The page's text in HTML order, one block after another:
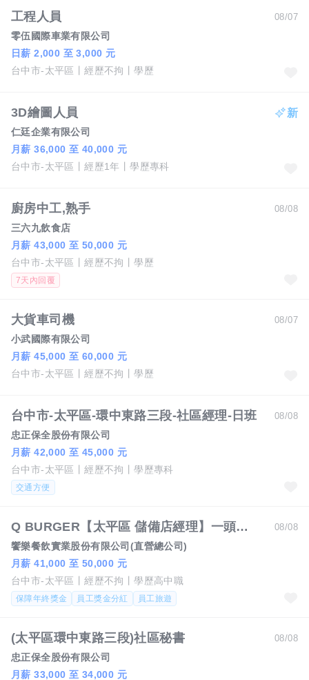
08/07
工程人員
零伍國際車業有限公司
日薪 2,000 至 3,000 元
台中市-太平區
經歷不拘 學歷
3D繪圖人員
仁廷企業有限公司
月薪 36,000 至 40,000 元
台中市-太平區
經歷1年 學歷專科
08/08
廚房中工,熟手
三六九飲食店
月薪 43,000 至 50,000 元
台中市-太平區
經歷不拘 學歷
7天內回覆
08/07
大貨車司機
小武國際有限公司
月薪 45,000 至 60,000 元
台中市-太平區
經歷不拘 學歷
08/08
台中市-太平區-環中東路三段-社區經理-日班
忠正保全股份有限公司
月薪 42,000 至 45,000 元
台中市-太平區
經歷不拘 學歷專科
交通方便
08/08
Q BURGER【太平區 儲備店經理】一頭班 x 雙週發薪 x 過年連休5天
饗樂餐飲實業股份有限公司(直營總公司)
月薪 41,000 至 50,000 元
台中市-太平區
經歷不拘 學歷高中職
保障年終獎金 員工獎金分紅 員工旅遊
08/08
(太平區環中東路三段)社區秘書
忠正保全股份有限公司
月薪 33,000 至 34,000 元